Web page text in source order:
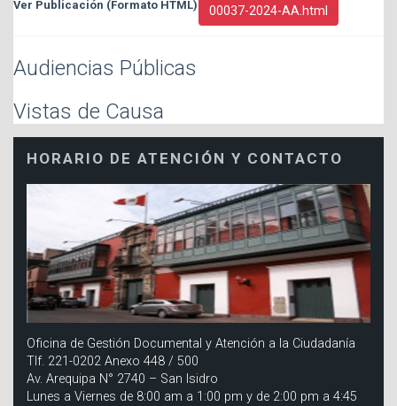
00037-2024-AA.html
Audiencias Públicas
Vistas de Causa
HORARIO DE ATENCIÓN Y CONTACTO
Oficina de Gestión Documental y Atención a la Ciudadanía
Tlf. 221-0202 Anexo 448 / 500
Av. Arequipa N° 2740 – San Isidro
Lunes a Viernes de 8:00 am a 1:00 pm y de 2:00 pm a 4:45